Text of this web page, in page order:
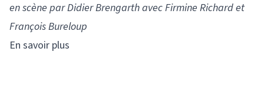
en scène par Didier Brengarth avec Firmine Richard et
François Bureloup
En savoir plus